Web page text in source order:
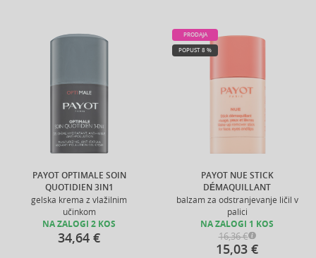
PAYOT OPTIMALE SOIN
QUOTIDIEN 3IN1
gelska krema z vlažilnim
učinkom
NA ZALOGI 2 KOS
34,64 €
PAYOT NUE STICK
DÉMAQUILLANT
balzam za odstranjevanje ličil v
palici
PRODAJA
POPUST 8 %
NA ZALOGI 1 KOS
16,36 €
15,03 €